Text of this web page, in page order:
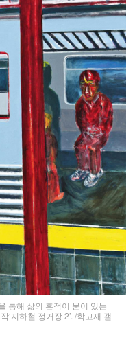
통해 삶의 흔적이 묻어 있는
‘지하철 정거장 2’. /학고재 갤